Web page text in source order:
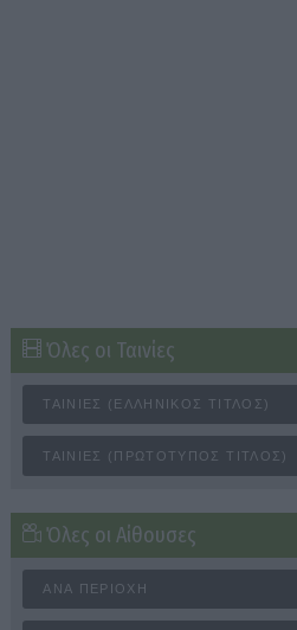
Όλες οι Ταινίες
ΤΑΙΝΊΕΣ (ΕΛΛΗΝΙΚΌΣ ΤΊΤΛΟΣ)
ΤΑΙΝΊΕΣ (ΠΡΩΤΌΤΥΠΟΣ ΤΊΤΛΟΣ)
Όλες οι Αίθουσες
ΑΝΆ ΠΕΡΙΟΧΉ